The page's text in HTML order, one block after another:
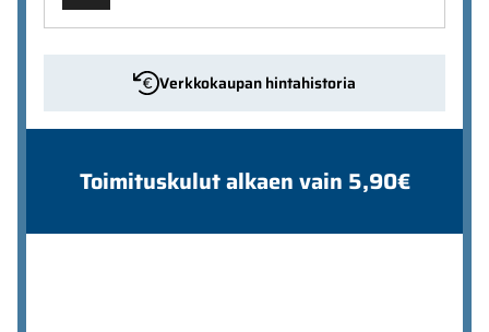
Verkkokaupan hintahistoria
Toimituskulut alkaen vain 5,90€